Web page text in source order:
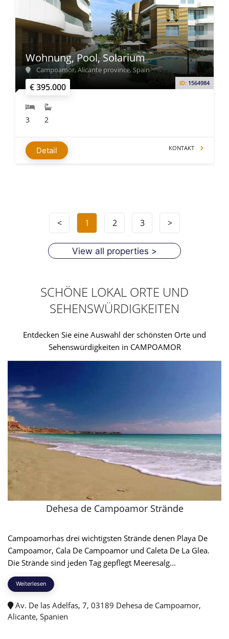
€ 395.000 ID: 1564984
Wohnung, Pool, Solarium
Campoamor, Alicante province, Spain
3 2
Detail KONTAKT
< 1 2 3 >
View all properties >
SCHÖNE LOKAL ORTE UND
SEHENSWÜRDIGKEITEN
Entdecken Sie eine Auswahl der schönsten Orte und
Sehenswürdigkeiten in CAMPOAMOR
Dehesa de Campoamor Strände
Campoamorhas drei wichtigsten Strände denen Playa De
Campoamor, Cala De Campoamor und Caleta De La Glea.
Die Strände sind jeden Tag gepflegt Meeresalg...
Weiterlesen
Av. De las Adelfas, 7, 03189 Dehesa de Campoamor,
Alicante, Spanien